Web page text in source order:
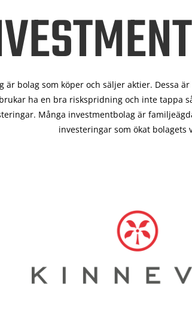
är bolag som köper och säljer aktier. Dessa
ha en bra riskspridning och inte tappa
Många investmentbolag är
investeringar som ökat bolagets